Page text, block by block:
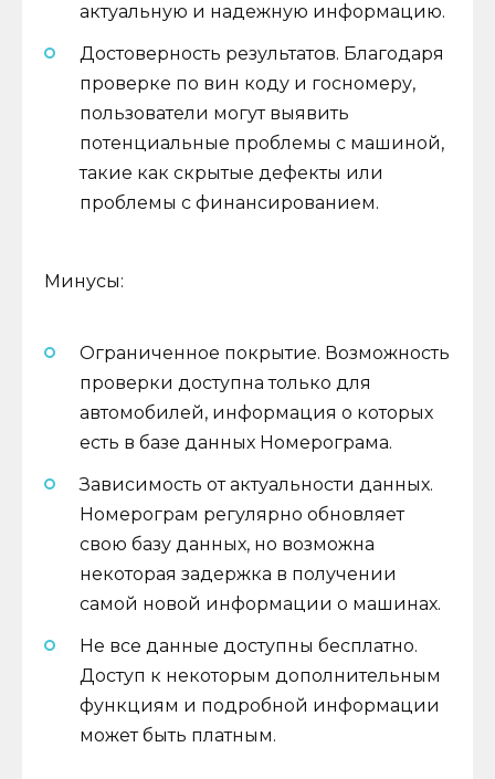
актуальную и надежную информацию.
Достоверность результатов. Благодаря
проверке по вин коду и госномеру,
пользователи могут выявить
потенциальные проблемы с машиной,
такие как скрытые дефекты или
проблемы с финансированием.
Минусы:
Ограниченное покрытие. Возможность
проверки доступна только для
автомобилей, информация о которых
есть в базе данных Номерограма.
Зависимость от актуальности данных.
Номерограм регулярно обновляет
свою базу данных, но возможна
некоторая задержка в получении
самой новой информации о машинах.
Не все данные доступны бесплатно.
Доступ к некоторым дополнительным
функциям и подробной информации
может быть платным.